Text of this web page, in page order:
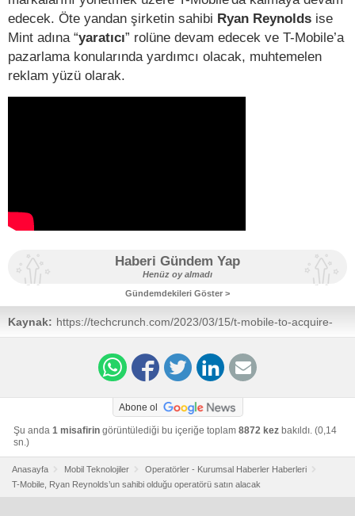
edecek. Öte yandan şirketin sahibi Ryan Reynolds ise
Mint adına “yaratıcı” rolüne devam edecek ve T-Mobile’a
pazarlama konularında yardımcı olacak, muhtemelen
reklam yüzü olarak.
Haberi Gündem Yap
Henüz oy almadı
Gündemdekileri Göster >
Kaynak: https://techcrunch.com/2023/03/15/t-mobile-to-acquire-
ryan-reynolds-mint-mobile-in-1-35-billion-deal/
Abone ol
Şu anda 1 misafirin görüntülediği bu içeriğe toplam 8872 kez bakıldı. (0,14
sn.)
Anasayfa Mobil Teknolojiler
Operatörler - Kurumsal Haberler Haberleri
T-Mobile, Ryan Reynolds’un sahibi olduğu operatörü satın alacak